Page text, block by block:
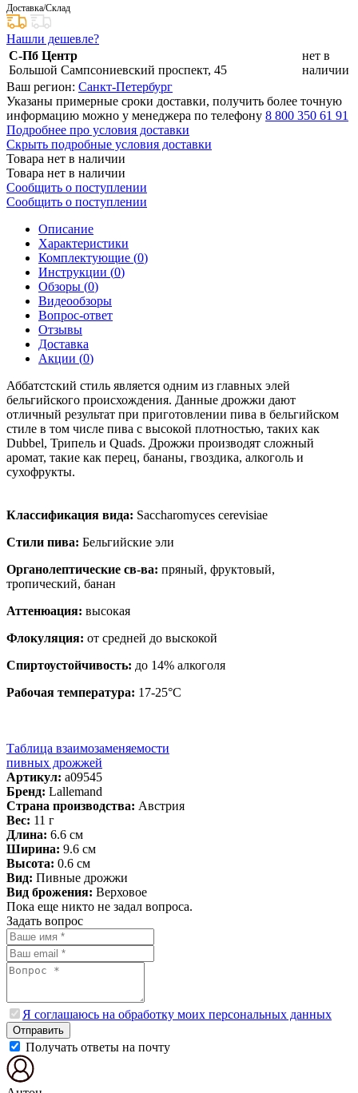
Доставка/Склад
Нашли дешевле?
С-Пб Центр
Большой Сампсониевский проспект, 45
нет в
наличии
Ваш регион: Санкт-Петербург
Указаны примерные сроки доставки, получить более точную
информацию можно у менеджера по телефону 8 800 350 61 91
Подробнее про условия доставки
Скрыть подробные условия доставки
Товара нет в наличии
Товара нет в наличии
Сообщить о поступлении
Сообщить о поступлении
Описание
Характеристики
Комплектующие (0)
Инструкции (0)
Обзоры (0)
Видеообзоры
Вопрос-ответ
Отзывы
Доставка
Акции (0)
Аббатстcкий стиль является одним из главных элей
бельгийского происхождения. Данные дрожжи дают
отличный результат при приготовлении пива в бельгийском
стиле в том числе пива с высокой плотностью, таких как
Dubbel, Трипель и Quads. Дрожжи производят сложный
аромат, такие как перец, бананы, гвоздика, алкоголь и
сухофрукты.
Классификация вида: Saccharomyces cerevisiae
Стили пива: Бельгийские эли
Органолептические св-ва: пряный, фруктовый,
тропический, банан
Аттенюация: высокая
Флокуляция: от средней до выскокой
Спиртоустойчивость: до 14% алкоголя
Рабочая температура: 17-25°С
Таблица взаимозаменяемости
пивных дрожжей
Артикул: a09545
Бренд: Lallemand
Страна производства: Австрия
Вес: 11 г
Длина: 6.6 см
Ширина: 9.6 см
Высота: 0.6 см
Вид: Пивные дрожжи
Вид брожения: Верховое
Пока еще никто не задал вопроса.
Задать вопрос
Я соглашаюсь на обработку моих персональных данных
Отправить
Получать ответы на почту